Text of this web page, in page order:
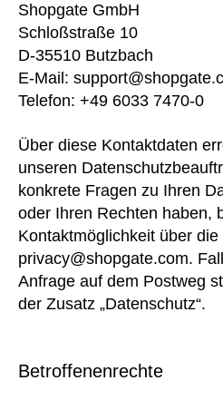
Shopgate GmbH
Schloßstraße 10
D-35510 Butzbach
E-Mail:
Telefon: +49 6033 7470-0
Über diese Kontaktdaten
unseren
konkrete Fragen zu Ihren
oder Ihren Rechten haben,
Kontaktmöglichkeit über
privacy@shopgate.com.
Anfrage auf dem Postweg
der Zusatz „Datenschutz“.
Betroffenenrechte